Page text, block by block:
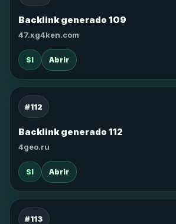
Backlink generado 109
47.xg4ken.com
SI Abrir
#112
Backlink generado 112
4geo.ru
SI Abrir
#113